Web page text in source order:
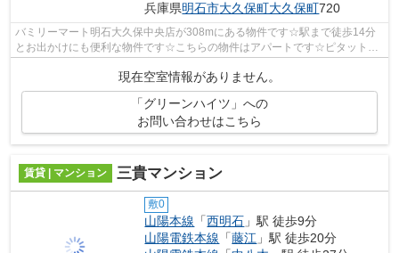
兵庫県明石市大久保町大久保町720
バミリーマート明石大久保中央店が308mにある物件です☆駅まで徒歩14分
とお出かけにも便利な物件です☆こちらの物件はアパートです☆ピタットハ
現在空室情報がありません。
「グリーンハイツ」への
お問い合わせはこちら
賃貸 | マンション 三貴マンション
敷0
山陽本線 「西明石 」駅 徒歩9分
山陽電鉄本線 「藤江 」駅 徒歩20分